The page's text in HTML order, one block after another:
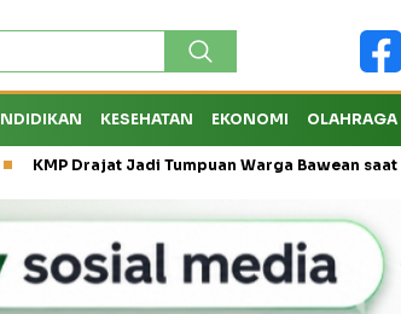
KESEHATAN EKONOMI OLAHRAGA
Jadi Tumpuan Warga Bawean saat Cuaca Buruk,